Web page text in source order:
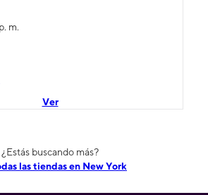
m.
Ver
¿Estás buscando más?
las tiendas en New York